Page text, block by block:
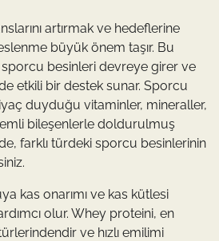
artırmak ve hedeflerine
büyük önem taşır. Bu
besinleri devreye girer ve
etkili bir destek sunar. Sporcu
duyduğu vitaminler, mineraller,
bileşenlerle doldurulmuş
farklı türdeki sporcu besinlerinin
kas onarımı ve kas kütlesi
olur. Whey proteini, en
ve hızlı emilimi